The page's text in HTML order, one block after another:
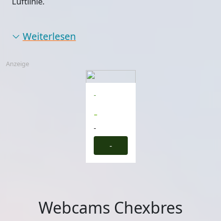
Weiterlesen
Anzeige
-
-
-
-
Webcams Chexbres